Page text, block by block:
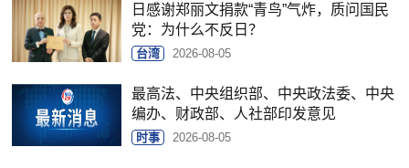
日感谢郑丽文捐款“青鸟”气炸，质问国民
党：为什么不反日？
台湾 2026-08-05
最高法、中央组织部、中央政法委、中央
编办、财政部、人社部印发意见
时事 2026-08-05